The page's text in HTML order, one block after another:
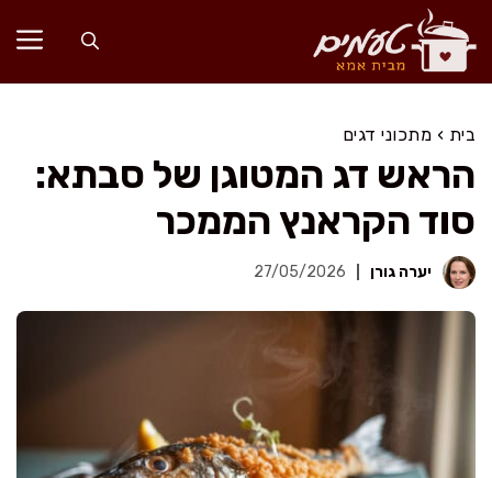
לדלג
לתוכן
בית › מתכוני דגים
הראש דג המטוגן של סבתא:
סוד הקראנץ הממכר
יערה גורן 27/05/2026